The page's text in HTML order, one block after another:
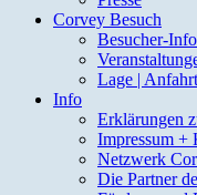
Corvey Besuch
Besucher-
Lage | Anfahrt
Info
Erklärungen
Impressum +
Netzwerk
Die Partner